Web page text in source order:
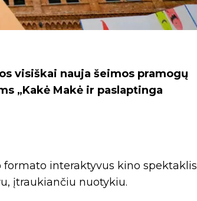
visiškai nauja šeimos pramogų
„Kakė Makė ir paslaptinga
interaktyvus kino spektaklis
įtraukiančiu nuotykiu.